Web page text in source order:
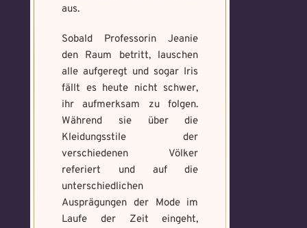
aus.
Sobald Professorin Jeanie
den Raum betritt, lauschen
alle aufgeregt und sogar Iris
fällt es heute nicht schwer,
ihr aufmerksam zu folgen.
Während sie über die
Kleidungsstile der
verschiedenen Völker
referiert und auf die
unterschiedlichen
Ausprägungen der Mode im
Laufe der Zeit eingeht,